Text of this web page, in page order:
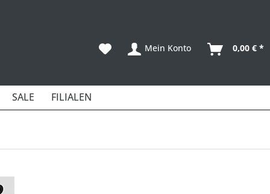
Mein Konto 0,00 € *
SALE FILIALEN